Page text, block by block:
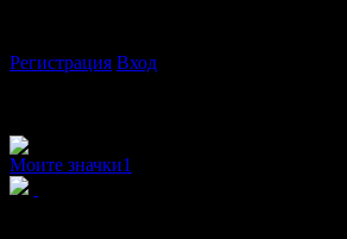
Регистрация Вход
Моите значки1